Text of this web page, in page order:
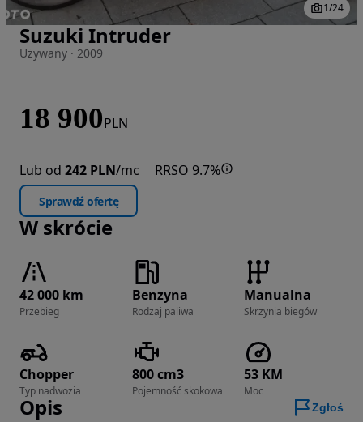
Zdjęcie 1 z 24
1/24
Suzuki Intruder
Używany · 2009
18 900PLN
Lub od 242 PLN/mc RRSO 9.7%
Sprawdź ofertę
W skrócie
42 000 km
Przebieg
Benzyna
Rodzaj paliwa
Manualna
Skrzynia biegów
Chopper
Typ nadwozia
800 cm3
Pojemność skokowa
53 KM
Moc
Opis Zgłoś